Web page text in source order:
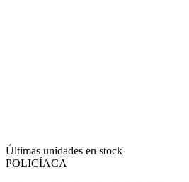
Últimas unidades en stock
POLICÍACA